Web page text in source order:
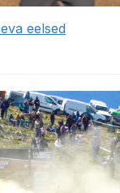
eelsed